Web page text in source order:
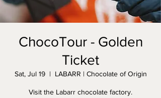
ChocoTour - Golden
Ticket
Sat, Jul 19
  |
LABARR | Chocolate of Origin
Visit the Labarr chocolate factory.